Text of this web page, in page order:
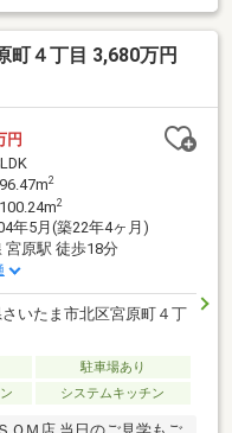
町４丁目 3,680万円
円
2
2
年5月(築22年4ヶ月)
宮原駅 徒歩18分
いたま市北区宮原町４丁
駐車場あり
システムキッチン